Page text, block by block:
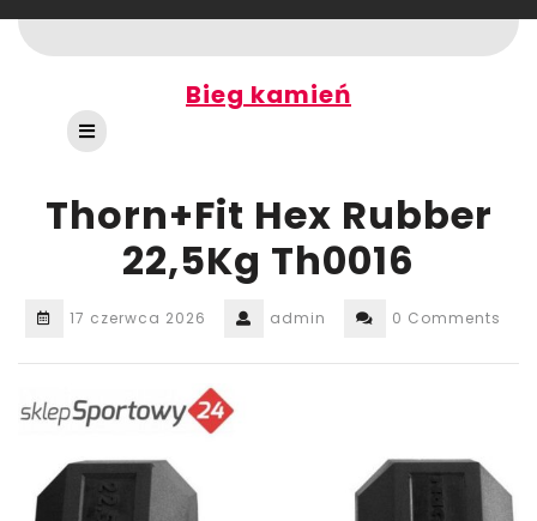
to
content
Bieg kamień
Open
Button
Thorn+Fit Hex Rubber
22,5Kg Th0016
17 czerwca 2026 admin 0 Comments